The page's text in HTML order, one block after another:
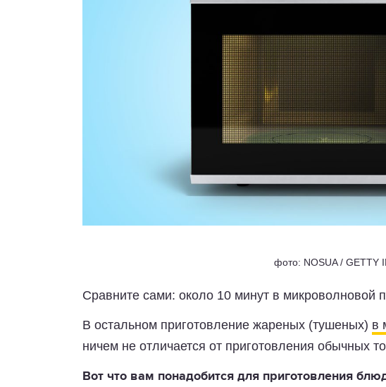
фото: NOSUA / GETTY
Сравните сами: около 10 минут в микроволновой
В остальном приготовление жареных (тушеных) в
ничем не отличается от приготовления обычных
Вот что вам понадобится для приготовления